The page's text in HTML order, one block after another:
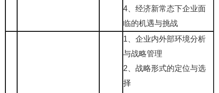
4、经济新常态下企业面
临的机遇与挑战
1、企业内外部环境分析
与战略管理
2、战略形式的定位与选
择